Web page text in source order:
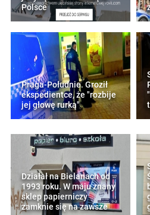
Polsce
Praga-Południe. Groził
ekspedientce, że "rozbije
jej głowę rurką"
Działał na Bielanach od
1993 roku. W maju znany
sklep papierniczy
zamknie się na zawsze